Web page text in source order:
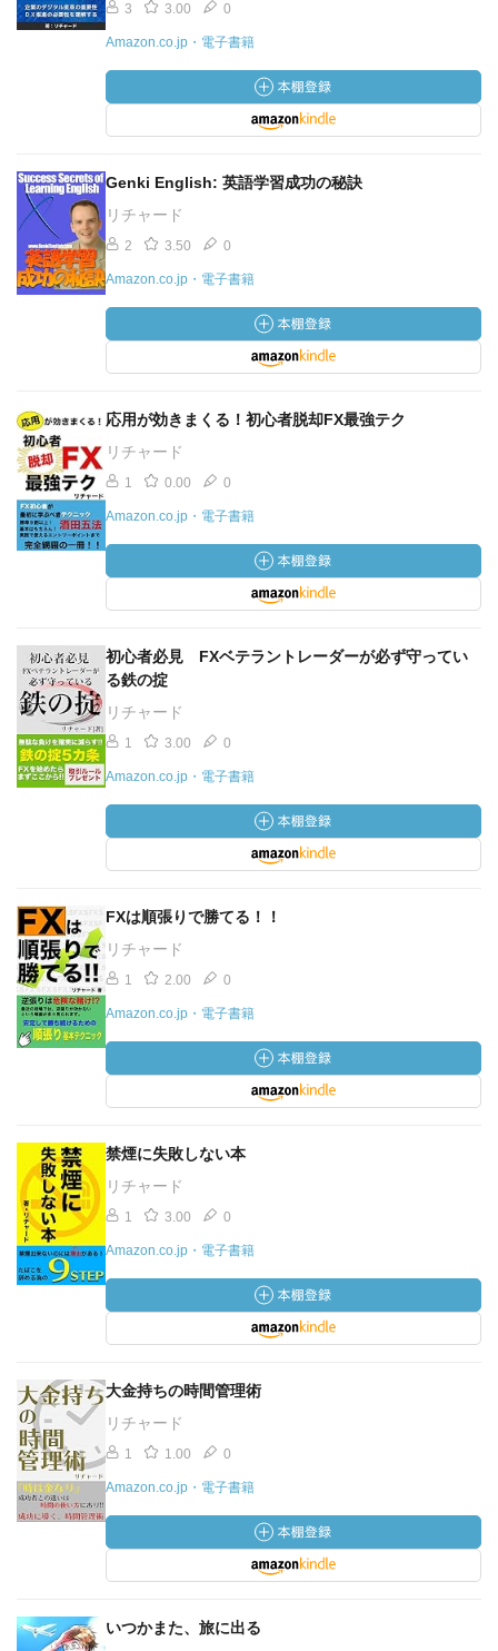
3 3.00 0
Amazon.co.jp・電子書籍
Genki English: 英語学習成功の秘訣
リチャード
2 3.50 0
Amazon.co.jp・電子書籍
応用が効きまくる！初心者脱却FX最強テク
リチャード
1 0.00 0
Amazon.co.jp・電子書籍
初心者必見 FXベテラントレーダーが必ず守ってい
る鉄の掟
リチャード
1 3.00 0
Amazon.co.jp・電子書籍
FXは順張りで勝てる！！
リチャード
1 2.00 0
Amazon.co.jp・電子書籍
禁煙に失敗しない本
リチャード
1 3.00 0
Amazon.co.jp・電子書籍
大金持ちの時間管理術
リチャード
1 1.00 0
Amazon.co.jp・電子書籍
いつかまた、旅に出る